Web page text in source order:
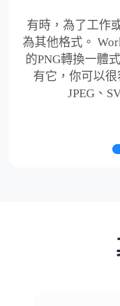
有時，為了工作
為其他格式。
的PNG轉換一體
有它，你可以
JPEG、